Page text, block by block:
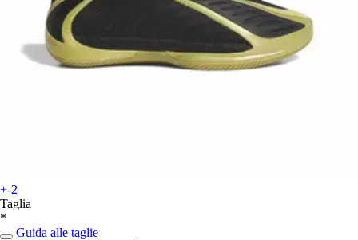
+-2
Taglia
*
Guida alle taglie